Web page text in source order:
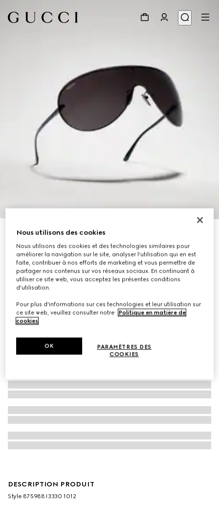
Lunettes de soleil à monture masque
€ 440
Déclinaisonstoile GG d'origine noire
DESCRIPTION PRODUIT
Style ‎875988 I3330 1012
Nous utilisons des cookies
Nous utilisons des cookies et des technologies similaires pour
améliorer la navigation sur le site, analyser l'utilisation qui en est
faite, contribuer à nos efforts de marketing et vous permettre de
partager nos contenus sur vos réseaux sociaux. En continuant à
utiliser ce site web, vous acceptez les présentes conditions
d'utilisation.
Pour plus d'informations sur ces technologies et leur utilisation sur
ce site web, veuillez consulter notre
Politique en matière de
cookies.
PARAMÈTRES DES
COOKIES
OK